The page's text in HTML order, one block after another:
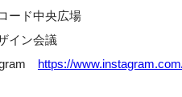
ード中央広場
イン会議
https://